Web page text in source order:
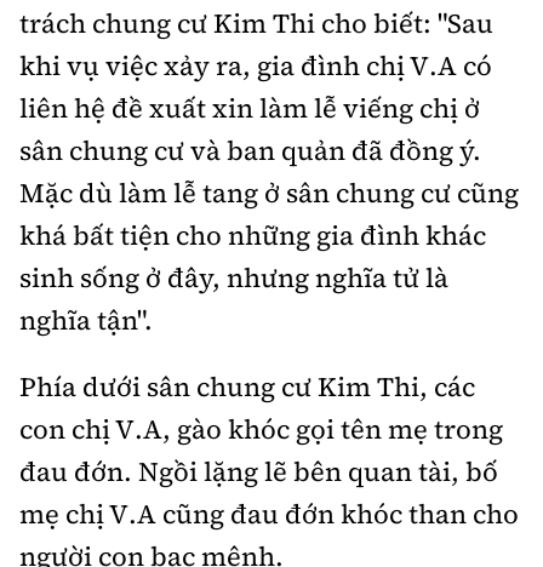
trách chung cư Kim Thi cho biết: "Sau
khi vụ việc xảy ra, gia đình chị V.A có
liên hệ đề xuất xin làm lễ viếng chị ở
sân chung cư và ban quản đã đồng ý.
Mặc dù làm lễ tang ở sân chung cư cũng
khá bất tiện cho những gia đình khác
sinh sống ở đây, nhưng nghĩa tử là
nghĩa tận".
Phía dưới sân chung cư Kim Thi, các
con chị V.A, gào khóc gọi tên mẹ trong
đau đớn. Ngồi lặng lẽ bên quan tài, bố
mẹ chị V.A cũng đau đớn khóc than cho
người con bạc mệnh.